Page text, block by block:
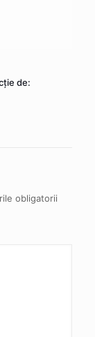
de:
obligatorii